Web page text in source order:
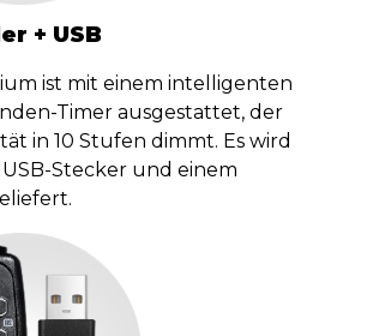
+ USB
ist mit einem intelligenten
Timer ausgestattet, der
in 10 Stufen dimmt. Es wird
Stecker und einem